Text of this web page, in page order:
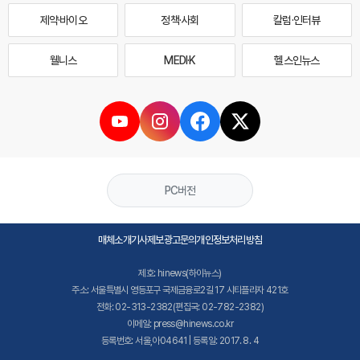
제약·바이오 정책·사회 칼럼·인터뷰
웰니스 MEDI·K 헬스인뉴스
PC버전
매체소개기사제보광고문의개인정보처리방침
제호: hinews(하이뉴스)
주소: 서울특별시 영등포구 국제금융로2길 17 시티플라자 421호
전화: 02-313-2382(편집국: 02-782-2382)
이메일: press@hinews.co.kr
등록번호: 서울,아04641 | 등록일: 2017. 8. 4